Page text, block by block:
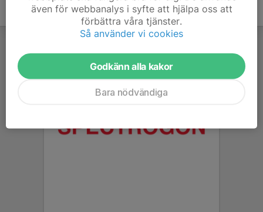
även för webbanalys i syfte att hjälpa oss att
förbättra våra tjänster.
Så använder vi cookies
Godkänn alla kakor
Bara nödvändiga